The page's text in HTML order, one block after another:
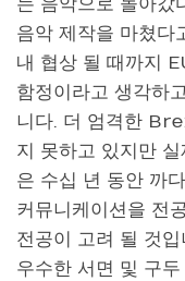
는 음악으로 돌아갔
음악 제작을 마쳤다
내 협상 될 때까지
함정이라고 생각하
니다. 더 엄격한
지 못하고 있지만
은 수십 년 동안 까
커뮤니케이션을 전
전공이 고려 될 것
우수한 서면 및 구